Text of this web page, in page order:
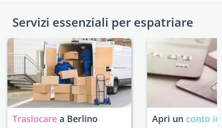
Servizi essenziali per espatriare
Traslocare a Berlino Apri un conto